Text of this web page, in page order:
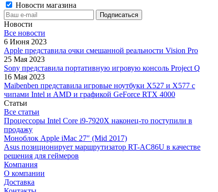
Новости магазина
Новости
Все новости
6 Июня 2023
Apple представила очки смешанной реальности Vision Pro
25 Мая 2023
Sony представила портативную игровую консоль Project Q
16 Мая 2023
Maibenben представила игровые ноутбуки X527 и X577 с
чипами Intel и AMD и графикой GeForce RTX 4000
Статьи
Все статьи
Процессоры Intel Core i9-7920X наконец-то поступили в
продажу
Моноблок Apple iMac 27″ (Mid 2017)
Asus позиционирует маршрутизатор RT-AC86U в качестве
решения для геймеров
Компания
О компании
Доставка